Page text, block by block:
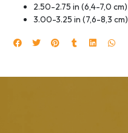
2.50-2.75 in (6,4-7,0 cm)
3.00-3.25 in (7,6-8,3 cm)